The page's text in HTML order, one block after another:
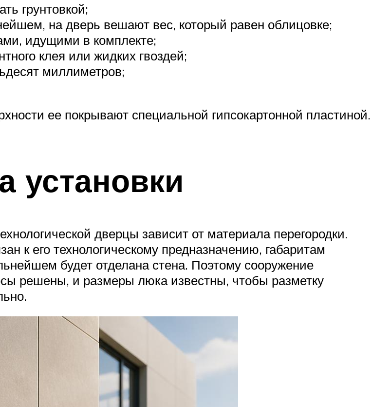
грунтовкой;
на дверь вешают вес, который равен облицовке;
идущими в комплекте;
клея или жидких гвоздей;
миллиметров;
ее покрывают специальной гипсокартонной пластиной.
установки
дверцы зависит от материала перегородки.
к его технологическому предназначению, габаритам
будет отделана стена. Поэтому сооружение
решены, и размеры люка известны, чтобы разметку